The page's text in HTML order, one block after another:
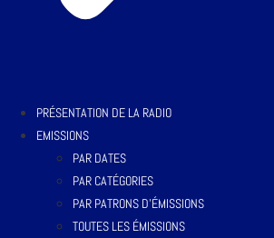
PRÉSENTATION DE LA RADIO
EMISSIONS
PAR DATES
PAR CATÉGORIES
PAR PATRONS D’ÉMISSIONS
TOUTES LES ÉMISSIONS